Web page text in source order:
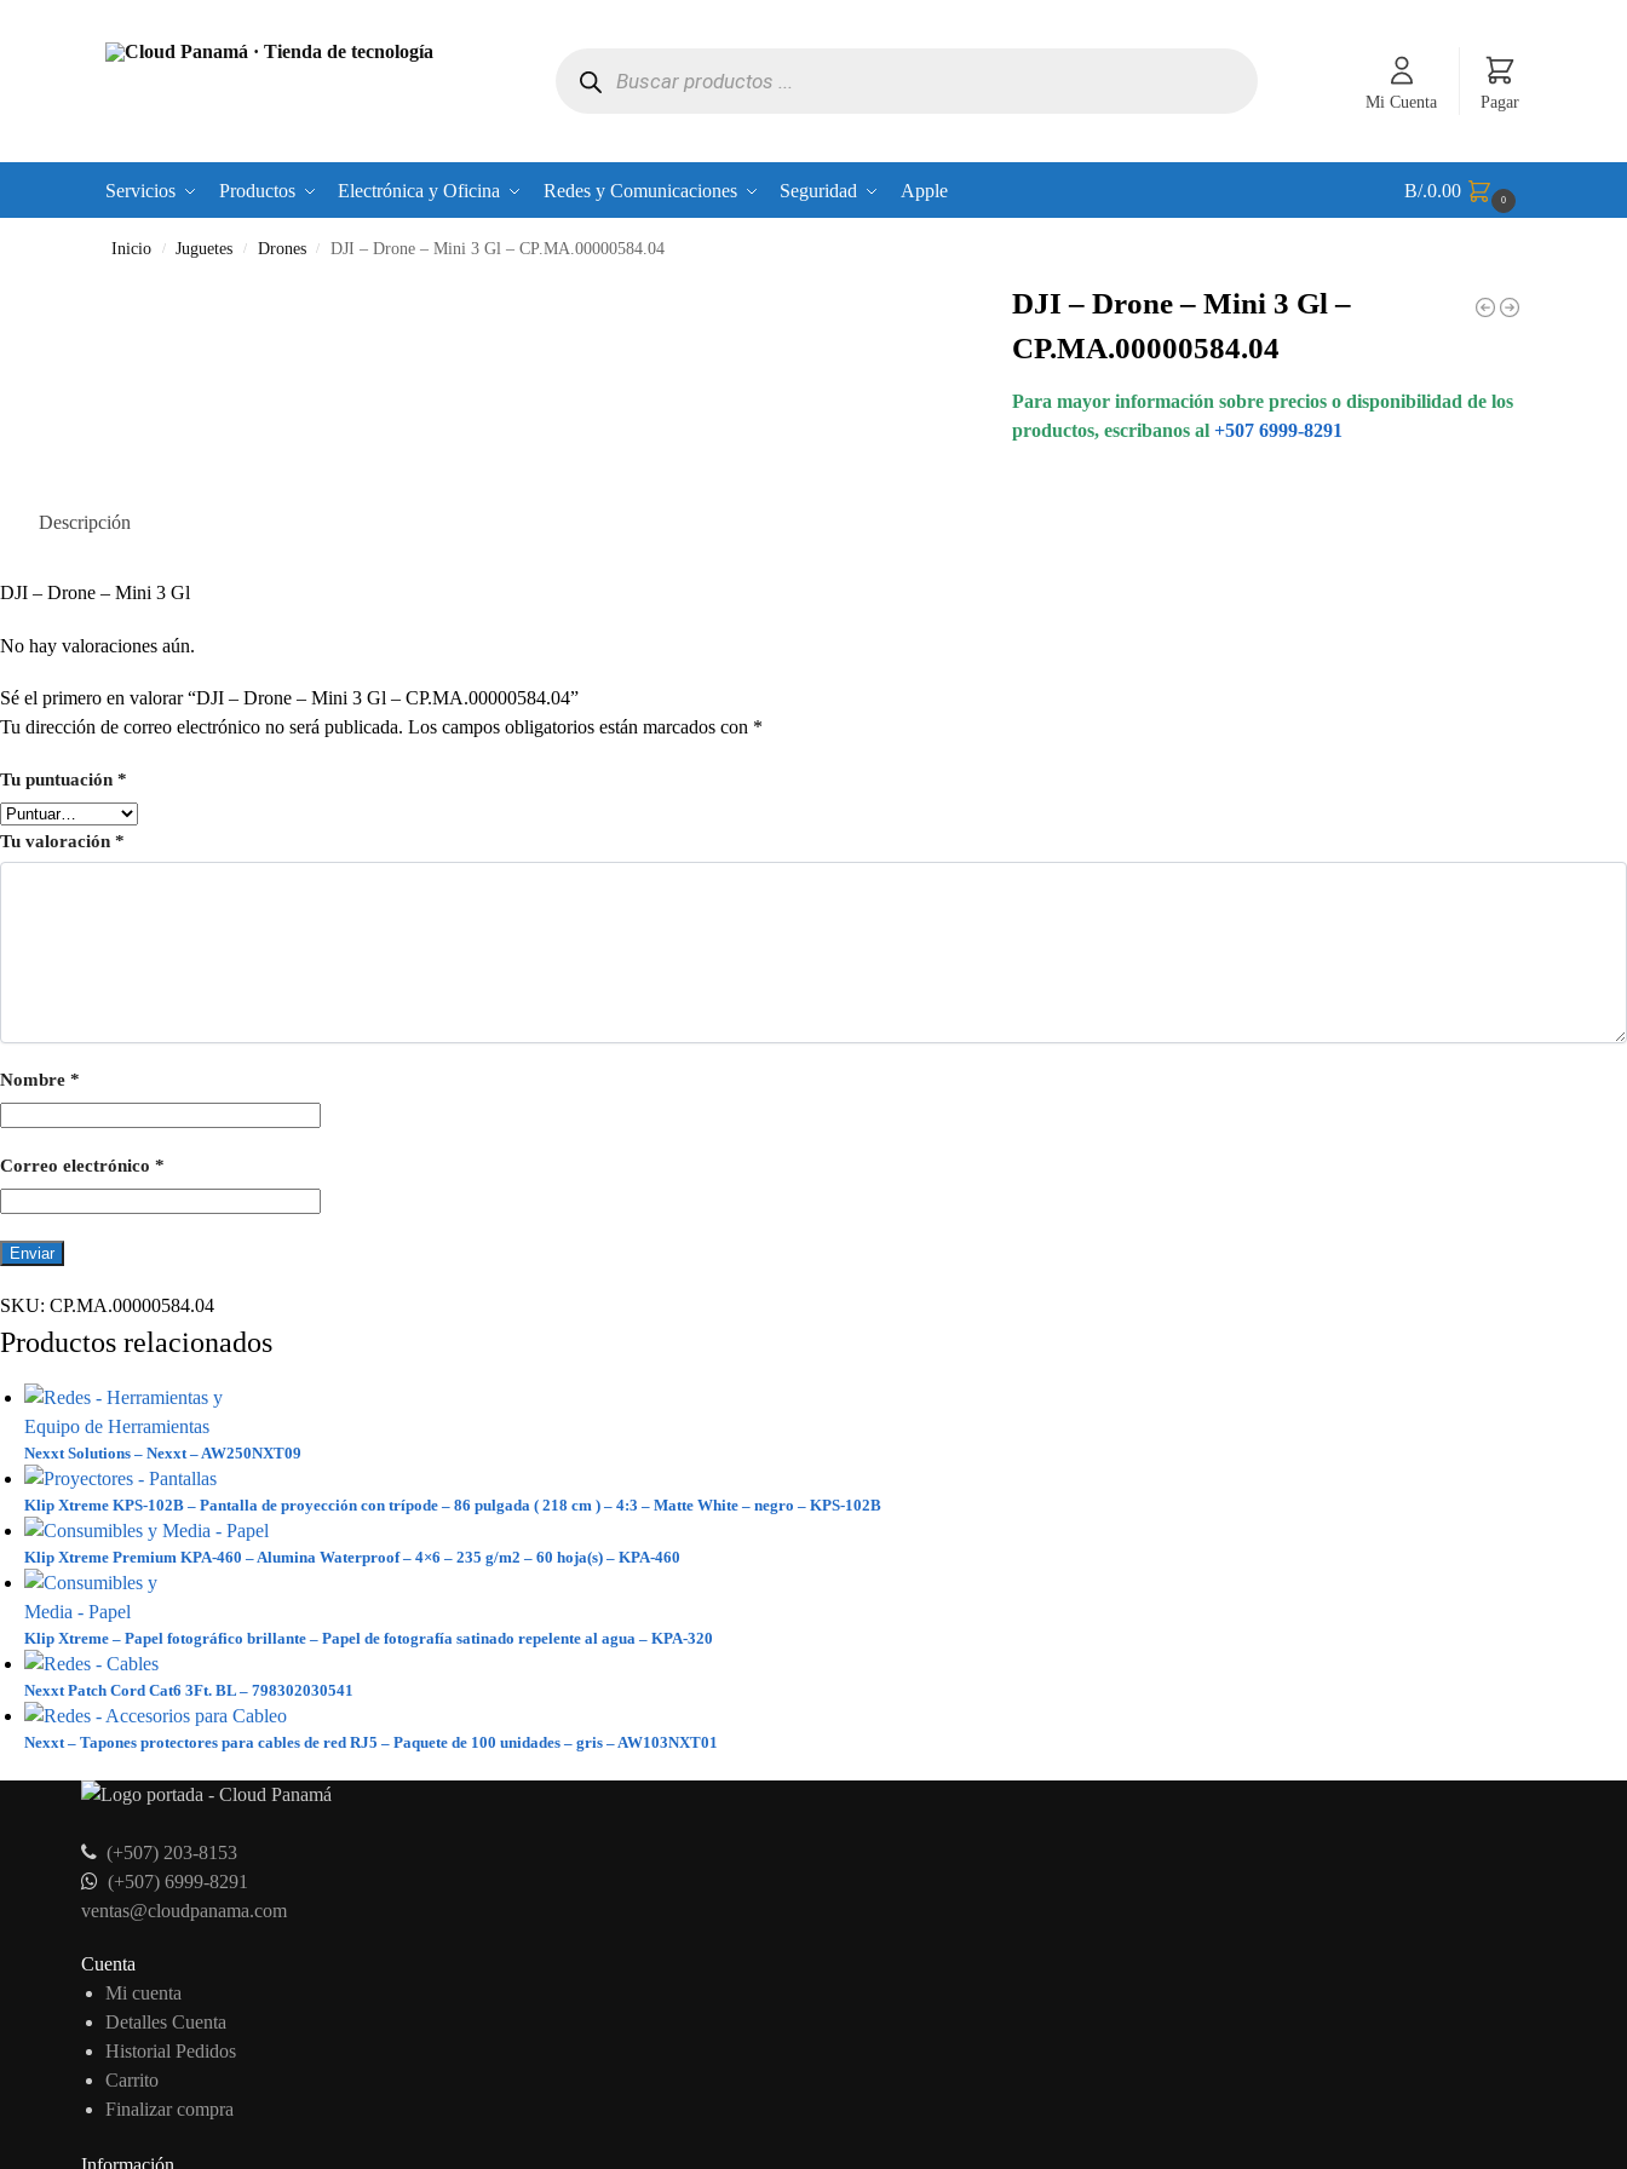
Mi Cuenta Pagar
Servicios Productos Electrónica y Oficina Redes y Comunicaciones Seguridad Apple B/.0.00 0
Inicio / Juguetes / Drones / DJI – Drone – Mini 3 Gl – CP.MA.00000584.04
DJI – Drone – Mini 3 Gl –
CP.MA.00000584.04
Para mayor información sobre precios o disponibilidad de los
productos, escribanos al +507 6999-8291
Descripción
DJI – Drone – Mini 3 Gl
No hay valoraciones aún.
Sé el primero en valorar “DJI – Drone – Mini 3 Gl – CP.MA.00000584.04”
Tu dirección de correo electrónico no será publicada. Los campos obligatorios están marcados con *
Tu puntuación *
Tu valoración *
Nombre *
Correo electrónico *
SKU: CP.MA.00000584.04
Productos relacionados
Nexxt Solutions – Nexxt – AW250NXT09
Klip Xtreme KPS-102B – Pantalla de proyección con trípode – 86 pulgada ( 218 cm ) – 4:3 – Matte White – negro – KPS-102B
Klip Xtreme Premium KPA-460 – Alumina Waterproof – 4×6 – 235 g/m2 – 60 hoja(s) – KPA-460
Klip Xtreme – Papel fotográfico brillante – Papel de fotografía satinado repelente al agua – KPA-320
Nexxt Patch Cord Cat6 3Ft. BL – 798302030541
Nexxt – Tapones protectores para cables de red RJ5 – Paquete de 100 unidades – gris – AW103NXT01
(+507) 203-8153
(+507) 6999-8291
ventas@cloudpanama.com
Cuenta
Mi cuenta
Detalles Cuenta
Historial Pedidos
Carrito
Finalizar compra